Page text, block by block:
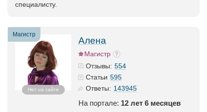
специалисту.
Магистр
Нет на сайте
Алена
Магистр
Отзывы: 554
Статьи 595
Ответы: 143945
На портале: 12 лет 6 месяцев